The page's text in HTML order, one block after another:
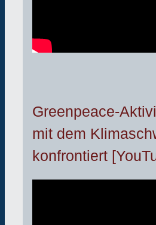
Greenpeace-
mit dem
konfrontiert